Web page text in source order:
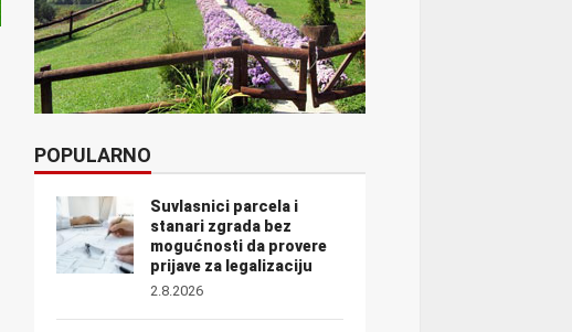
POPULARNO
Suvlasnici parcela i
stanari zgrada bez
mogućnosti da provere
prijave za legalizaciju
2.8.2026